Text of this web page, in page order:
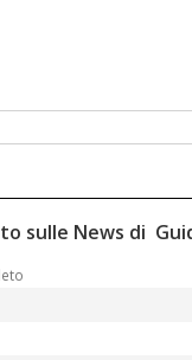
sulle News di